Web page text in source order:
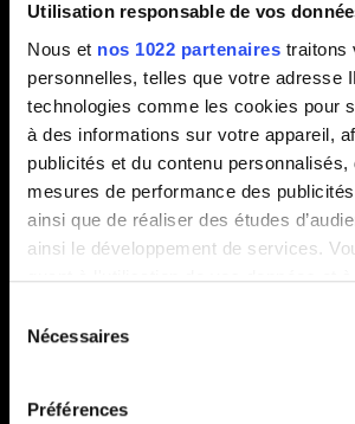
Utilisation responsable de vos
Nous et nos 1022 partenaires traitons
personnelles, telles que votre adresse
technologies comme les cookies pour
à des informations sur votre appareil,
publicités et du contenu personnalisés,
mesures de performance des
ainsi que de réaliser des études
ainsi le développement de services.
quant à l'utilisation de vos données et
tout moment en consultant la
cookies ou en cliquant sur l'icône de
Si vous le permettez, nous aimerions
Nécessaires
Préférences
Je souhaite signaler un bug de
Vérifier l'intégrité du cache du
Le jeu ne se lance pas
Sauvegardes
Je n'arrive pas à sauvegarder
Je n'arrive pas à charger ma